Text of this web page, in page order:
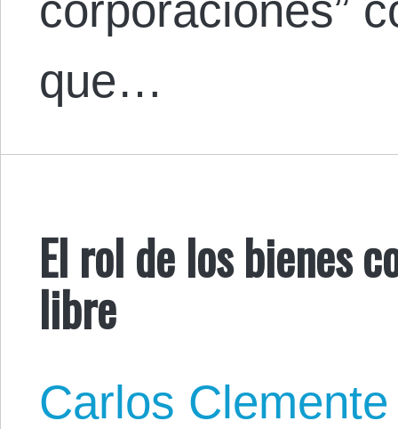
que…
El rol de los bienes
libre
Carlos Clemente